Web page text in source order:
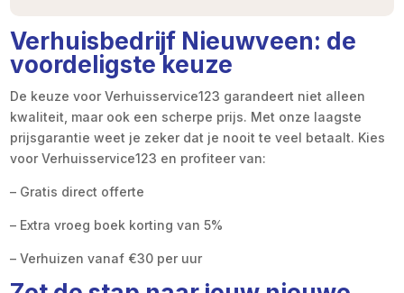
Verhuisbedrijf Nieuwveen: de
voordeligste keuze
De keuze voor Verhuisservice123 garandeert niet alleen
kwaliteit, maar ook een scherpe prijs. Met onze laagste
prijsgarantie weet je zeker dat je nooit te veel betaalt. Kies
voor Verhuisservice123 en profiteer van:
– Gratis direct offerte
– Extra vroeg boek korting van 5%
– Verhuizen vanaf €30 per uur